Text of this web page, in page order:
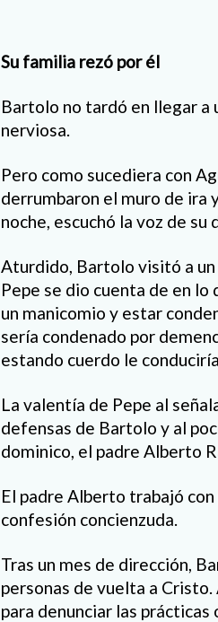
Su familia rezó por él
Bartolo no tardó en llegar a
nerviosa.
Pero como sucediera con
derrumbaron el muro de ira
noche, escuchó la voz de
Aturdido, Bartolo visitó a un
Pepe se dio cuenta de en
un manicomio y estar
sería condenado por
estando cuerdo le
La valentía de Pepe al
defensas de Bartolo y al
dominico, el padre Alberto
El padre Alberto trabajó
confesión concienzuda.
Tras un mes de dirección,
personas de vuelta a
para denunciar las